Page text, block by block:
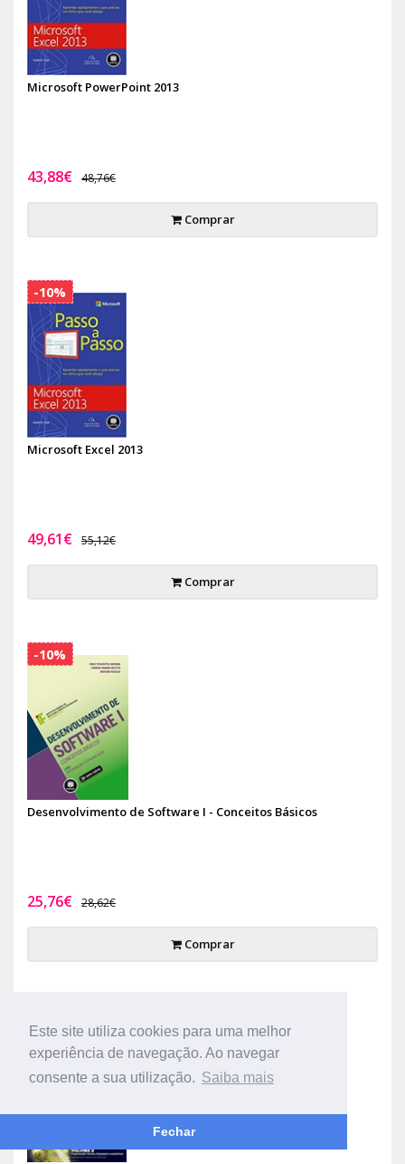
Este site utiliza cookies para uma melhor
experiência de navegação. Ao navegar
consente a sua utilização. Saiba mais
Fechar
Microsoft PowerPoint 2013
43,88€ 48,76€
Comprar
Microsoft Excel 2013
49,61€ 55,12€
Comprar
-10%
Desenvolvimento de Software I - Conceitos Básicos
25,76€ 28,62€
Comprar
-10%